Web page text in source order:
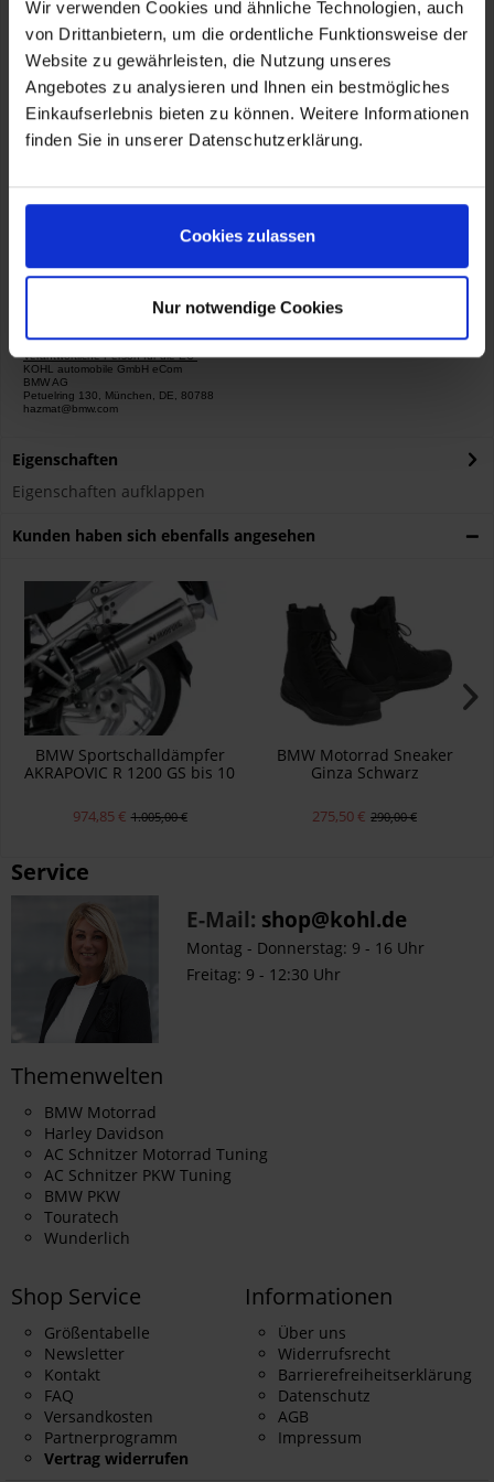
Wir verwenden Cookies und ähnliche Technologien, auch
von Drittanbietern, um die ordentliche Funktionsweise der
Website zu gewährleisten, die Nutzung unseres
Angebotes zu analysieren und Ihnen ein bestmögliches
Einkaufserlebnis bieten zu können. Weitere Informationen
finden Sie in unserer Datenschutzerklärung.
Cookies zulassen
Nur notwendige Cookies
- F 800 Rab Mod. 02/2013
Artikelnummer:
77118535470
passend auf:
Petuelring 130, München, DE, 80788
Verantwortliche Person für die EU
KOHL automobile GmbH eCom
BMW AG
Petuelring 130, München, DE, 80788
hazmat@bmw.com
Eigenschaften
Eigenschaften aufklappen
Kunden haben sich ebenfalls angesehen
BMW Sportschalldämpfer
AKRAPOVIC R 1200 GS bis 10
974,85 € 1.005,00 €
BMW Motorrad Sneaker
Ginza Schwarz
275,50 € 290,00 €
Service
E-Mail: shop@kohl.de
Montag - Donnerstag: 9 - 16 Uhr
Freitag: 9 - 12:30 Uhr
Themenwelten
BMW Motorrad
Harley Davidson
AC Schnitzer Motorrad Tuning
AC Schnitzer PKW Tuning
BMW PKW
Touratech
Wunderlich
Shop Service
Größentabelle
Newsletter
Kontakt
FAQ
Versandkosten
Partnerprogramm
Vertrag widerrufen
Informationen
Über uns
Widerrufsrecht
Barrierefreiheitserklärung
Datenschutz
AGB
Impressum